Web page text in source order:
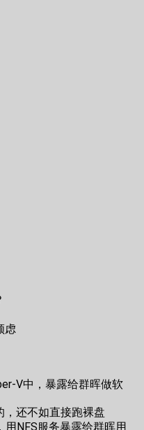
虑
V中，暴露给群晖做软
还不如直接跑裸盘
用NFS服务暴露给群晖用